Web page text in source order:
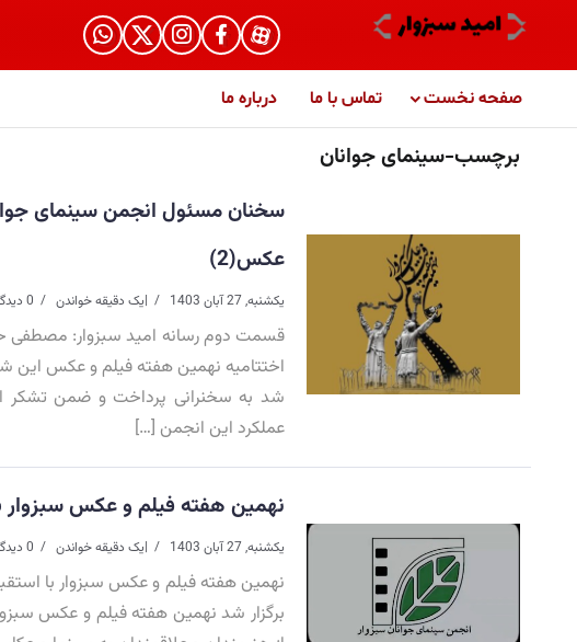
صفحه نخست تماس با ما درباره ما
برچسب-سینمای جوانان
سخنان مسئول انجمن سینمای
عکس(2)
یکشنبه, 27 آبان 1403 |یک دقیقه خواندن 0 دیدگاه
قسمت دوم رسانه امید سبزوار: مصطفی
اختتامیه نهمین هفته فیلم و عکس این
شد به سخنرانی پرداخت و ضمن تشکر
عملکرد این انجمن […]
نهمین هفته فیلم و عکس سبزوار
یکشنبه, 27 آبان 1403 |یک دقیقه خواندن 0 دیدگاه
️نهمین هفته فیلم و عکس سبزوار با
برگزار شد نهمین هفته فیلم و عکس